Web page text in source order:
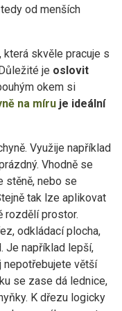
od menších
která skvěle pracuje s
je oslovit
okem si
na míru je ideální
Využije například
Vhodně se
stěně, nebo se
tak lze aplikovat
rozdělí prostor.
odkládací plocha,
Je například lepší,
nepotřebujete větší
se zase dá lednice,
K dřezu logicky